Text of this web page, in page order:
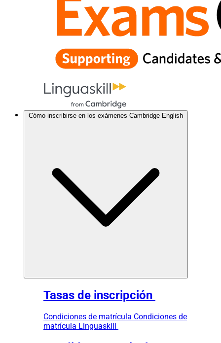
Tasas de inscripción
Condiciones de matrícula Condiciones de
matrícula Linguaskill